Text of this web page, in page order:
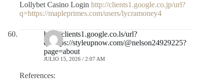
Lollybet Casino Login http://clients1.google.co.jp/url?
q=https://mapleprimes.com/users/lycramoney4
http://clients1.google.co.ls/url?
q=https://styleupnow.com/@nelson24929225?
page=about
JULIO 15, 2026 / 2:07 AM
References: